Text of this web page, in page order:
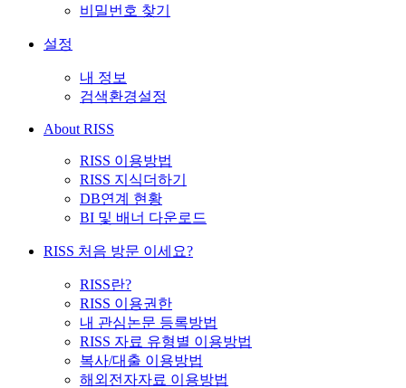
비밀번호 찾기
설정
내 정보
검색환경설정
About RISS
RISS 이용방법
RISS 지식더하기
DB연계 현황
BI 및 배너 다운로드
RISS 처음 방문 이세요?
RISS란?
RISS 이용권한
내 관심논문 등록방법
RISS 자료 유형별 이용방법
복사/대출 이용방법
해외전자자료 이용방법